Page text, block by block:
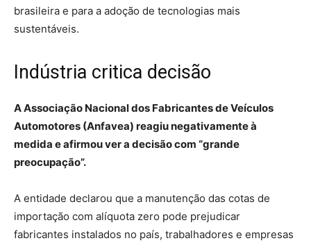
brasileira e para a adoção de tecnologias mais
sustentáveis.
Indústria critica decisão
A Associação Nacional dos Fabricantes de Veículos
Automotores (Anfavea) reagiu negativamente à
medida e afirmou ver a decisão com “grande
preocupação”.
A entidade declarou que a manutenção das cotas de
importação com alíquota zero pode prejudicar
fabricantes instalados no país, trabalhadores e empresas